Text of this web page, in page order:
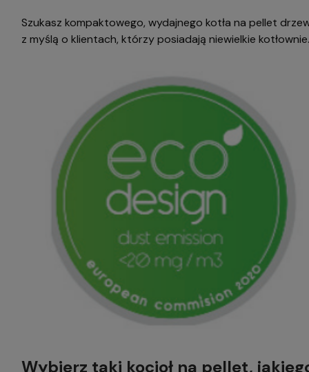
Szukasz kompaktowego, wydajnego kotła na pellet
z myślą o klientach, którzy posiadają niewielkie
Wybierz taki kocioł na pellet,